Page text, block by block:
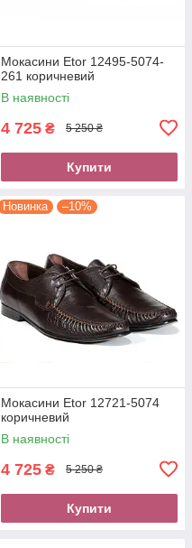
Мокасини Etor 12495-5074-
261 коричневий
В наявності
4 725 ₴ 5 250 ₴
Купити
Новинка –10%
Мокасини Etor 12721-5074
коричневий
В наявності
4 725 ₴ 5 250 ₴
Купити